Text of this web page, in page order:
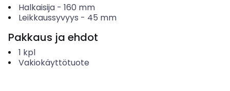
Halkaisija- 160 mm
Leikkaussyvyys - 45 mm
Pakkaus ja ehdot
1 kpl
Vakiokäyttötuote